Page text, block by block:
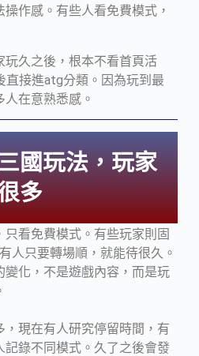
作感。有些人看免費模式，
玩久之後，根本不看首頁活
直接進atg分類。因為玩到最
在意熟悉感。
國玩法，玩家
多
看免費模式。有些玩家則固
人只要轉場順，就能待很久。
化，不是遊戲內容，而是玩
現在有人研究停留時間，有
記錄不同模式。久了之後會發